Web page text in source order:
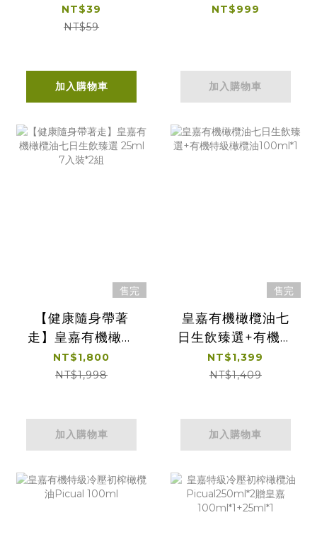
NT$39
NT$59
加入購物車
入裝
NT$999
加入購物車
售完
【健康隨身帶著
走】皇嘉有機橄欖
油七日生飲臻選
25ml 7入裝*2組
NT$1,800
NT$1,998
加入購物車
售完
皇嘉有機橄欖油七
日生飲臻選+有機特
級橄欖油100ml*1
NT$1,399
NT$1,409
加入購物車